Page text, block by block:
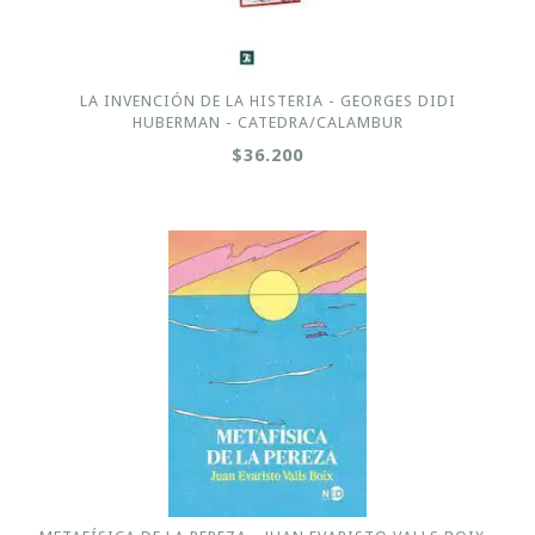
LA INVENCIÓN DE LA HISTERIA - GEORGES DIDI
HUBERMAN - CATEDRA/CALAMBUR
$36.200